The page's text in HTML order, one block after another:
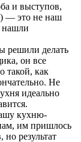
и выступов,
— это не наш
нашли
решили делать
он все
такой, как
Не
идеально
кухню-
им пришлось
результат